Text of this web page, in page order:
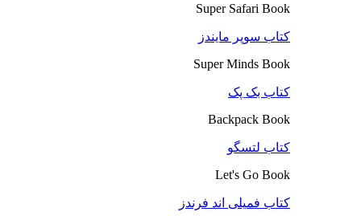
Super Safari Book
کتاب سوپر مایندز
Super Minds Book
کتاب بک پک
Backpack Book
کتاب لتسگو
Let's Go Book
کتاب فمیلی اند فرندز